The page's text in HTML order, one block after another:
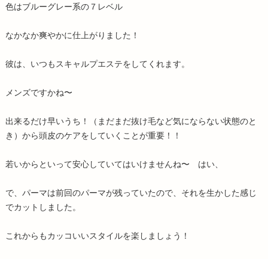
色はブルーグレー系の７レベル
なかなか爽やかに仕上がりました！
彼は、いつもスキャルプエステをしてくれます。
メンズですかね〜
出来るだけ早いうち！（まだまだ抜け毛など気にならない状態のと
き）から頭皮のケアをしていくことが重要！！
若いからといって安心していてはいけませんね〜 はい、
で、パーマは前回のパーマが残っていたので、それを生かした感じ
でカットしました。
これからもカッコいいスタイルを楽しましょう！